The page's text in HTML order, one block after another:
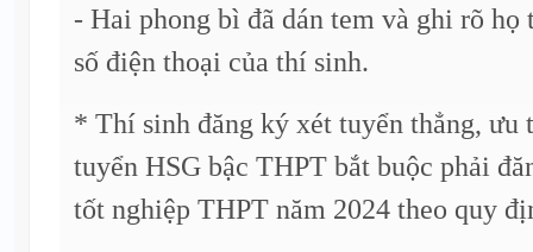
- Hai phong bì đã dán tem và ghi rõ
số điện thoại của thí sinh.
* Thí sinh đăng ký xét tuyển thẳng, ưu
tuyển HSG bậc THPT bắt buộc phải
tốt nghiệp THPT năm 2024 theo quy